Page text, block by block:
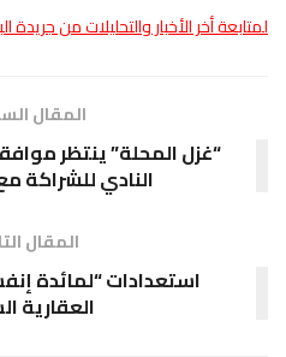
لمتابعة أخر الأخبار والتحليلات من جريدة
المقال
“غزل المحلة” ينتظر
النادي للشراكة
المقال
استعدادات “لمائدة
العقارية